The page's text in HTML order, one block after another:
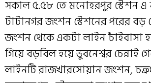
সকাল ৫.৫৮ তে মনোহরপুর স্টেশন এ
টাটানগর জংশন স্টেশনের পরের বড়
জংশন থেকে একটা লাইন চাঁইবাসা
গিয়ে বড়বিল হয়ে ভুবনেশ্বর চেন্নাই
লাইনটি রাজখারসোয়ান জংশন,